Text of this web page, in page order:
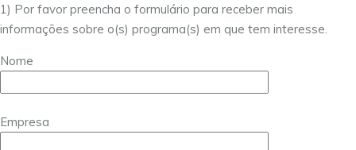
1) Por favor preencha o formulário para receber mais
informações sobre o(s) programa(s) em que tem interesse.
Nome
Empresa